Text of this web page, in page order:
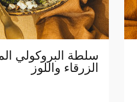
سلطة البروكولي
الزرقاء واللوز